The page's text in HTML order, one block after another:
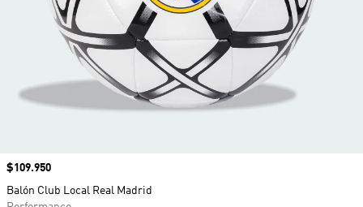
Precio
$109.950
Balón Club Local Real Madrid